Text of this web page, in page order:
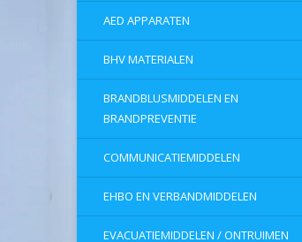
AED APPARATEN
BHV MATERIALEN
BRANDBLUSMIDDELEN EN
BRANDPREVENTIE
COMMUNICATIEMIDDELEN
EHBO EN VERBANDMIDDELEN
EVACUATIEMIDDELEN / ONTRUIMEN